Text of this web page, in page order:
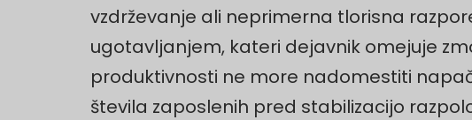
vzdrževanje ali neprimerna tlorisna
ugotavljanjem, kateri dejavnik omejuje
produktivnosti ne more nadomestiti
števila zaposlenih pred stabilizacijo